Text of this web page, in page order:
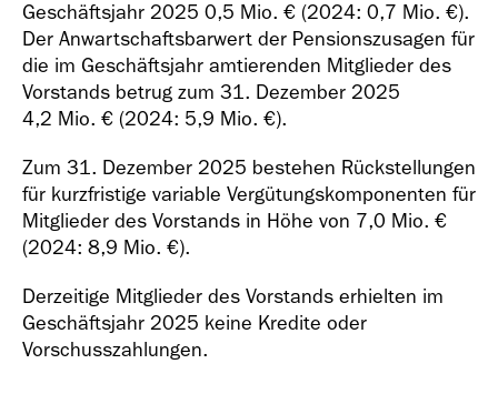
Geschäftsjahr 2025 0,5 Mio. € (2024: 0,7 Mio. €).
Der Anwartschaftsbarwert der Pensionszusagen für
die im Geschäftsjahr amtierenden Mitglieder des
Vorstands betrug zum 31. Dezember 2025
4,2 Mio. € (2024: 5,9 Mio. €).
Zum 31. Dezember 2025 bestehen Rückstellungen
für kurzfristige variable Vergütungskomponenten für
Mitglieder des Vorstands in Höhe von 7,0 Mio. €
(2024: 8,9 Mio. €).
Derzeitige Mitglieder des Vorstands erhielten im
Geschäftsjahr 2025 keine Kredite oder
Vorschusszahlungen.